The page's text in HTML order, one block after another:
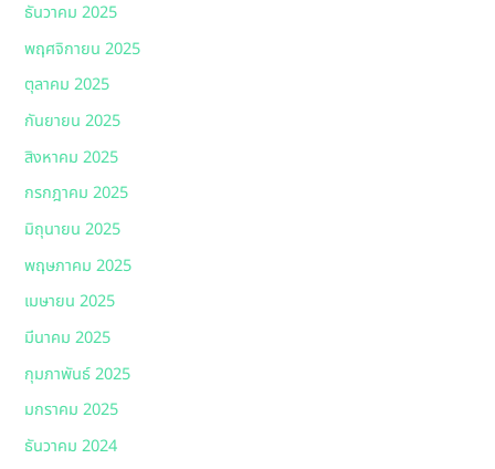
ธันวาคม 2025
พฤศจิกายน 2025
ตุลาคม 2025
กันยายน 2025
สิงหาคม 2025
กรกฎาคม 2025
มิถุนายน 2025
พฤษภาคม 2025
เมษายน 2025
มีนาคม 2025
กุมภาพันธ์ 2025
มกราคม 2025
ธันวาคม 2024